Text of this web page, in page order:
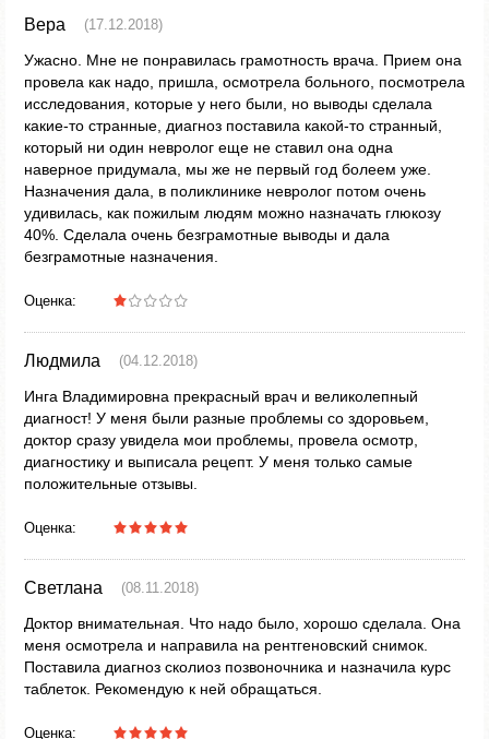
Вера (17.12.2018)
Ужасно. Мне не понравилась грамотность врача. Прием она
провела как надо, пришла, осмотрела больного, посмотрела
исследования, которые у него были, но выводы сделала
какие-то странные, диагноз поставила какой-то странный,
который ни один невролог еще не ставил она одна
наверное придумала, мы же не первый год болеем уже.
Назначения дала, в поликлинике невролог потом очень
удивилась, как пожилым людям можно назначать глюкозу
40%. Сделала очень безграмотные выводы и дала
безграмотные назначения.
Оценка:
Людмила (04.12.2018)
Инга Владимировна прекрасный врач и великолепный
диагност! У меня были разные проблемы со здоровьем,
доктор сразу увидела мои проблемы, провела осмотр,
диагностику и выписала рецепт. У меня только самые
положительные отзывы.
Оценка:
Светлана (08.11.2018)
Доктор внимательная. Что надо было, хорошо сделала. Она
меня осмотрела и направила на рентгеновский снимок.
Поставила диагноз сколиоз позвоночника и назначила курс
таблеток. Рекомендую к ней обращаться.
Оценка: